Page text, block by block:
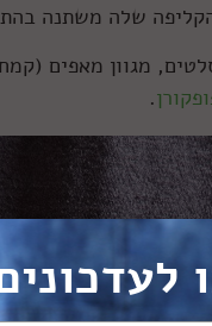
מגוון מאפים
.